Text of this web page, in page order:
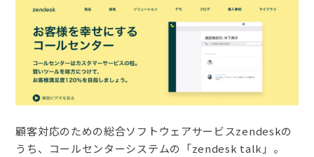
顧客対応のための総合ソフトウェアサービスzendeskの
うち、コールセンターシステムの「zendesk talk」。